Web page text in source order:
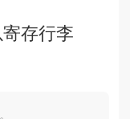
存行李